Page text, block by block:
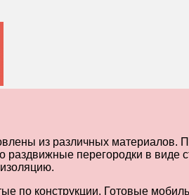
из различных материалов.
раздвижные перегородки в
по конструкции. Готовые